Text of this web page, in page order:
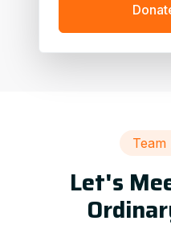
Team
Let's